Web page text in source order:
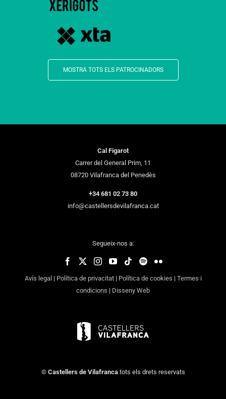
MOSTRA TOTS ELS PATROCINADORS
Cal Figarot
Carrer del General Prim, 11
08720 Vilafranca del Penedès
+34 681 02 73 80
info@castellersdevilafranca.cat
Segueix-nos a:
Avís legal | Política de privacitat| Política de cookies | Termes i
condicions | Disseny Web
© Castellers de Vilafrancatots els drets reservats